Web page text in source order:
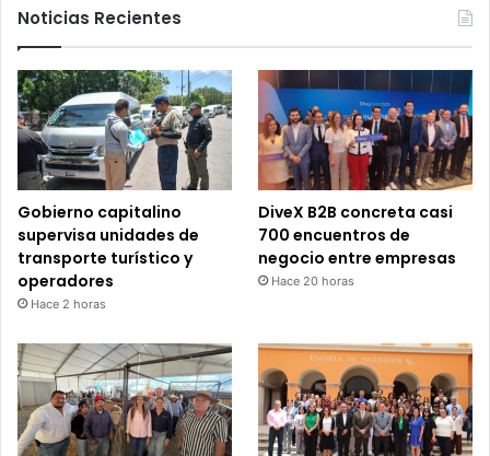
Noticias Recientes
Gobierno capitalino
supervisa unidades de
transporte turístico y
operadores
Hace 2 horas
DiveX B2B concreta casi
700 encuentros de
negocio entre empresas
Hace 20 horas